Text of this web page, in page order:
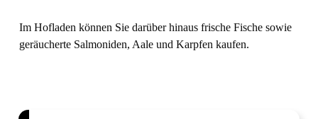
Im Hofladen können Sie darüber hinaus frische Fische sowie
geräucherte Salmoniden, Aale und Karpfen kaufen.